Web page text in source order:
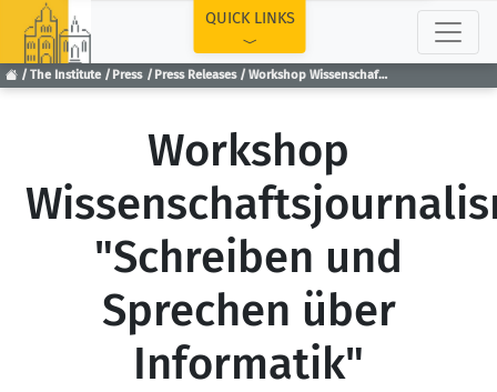
The Institute Press Press Releases Workshop Wissenschaftsjournalismus "Schreiben und Sprechen über Informatik"
QUICK LINKS
Workshop
"Schreiben und
Sprechen über
Informatik"